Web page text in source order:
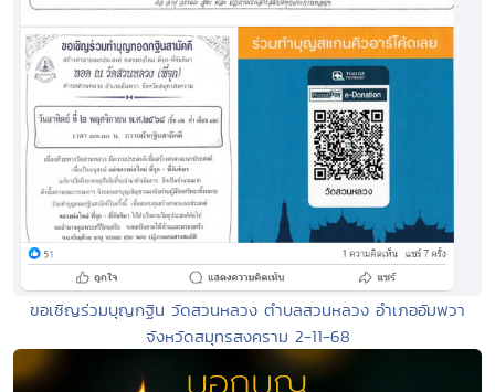
ขอเชิญร่วมบุญกฐิน วัดสวนหลวง ตำบลสวนหลวง อำเภออัมพวา
จังหวัดสมุทรสงคราม 2-11-68